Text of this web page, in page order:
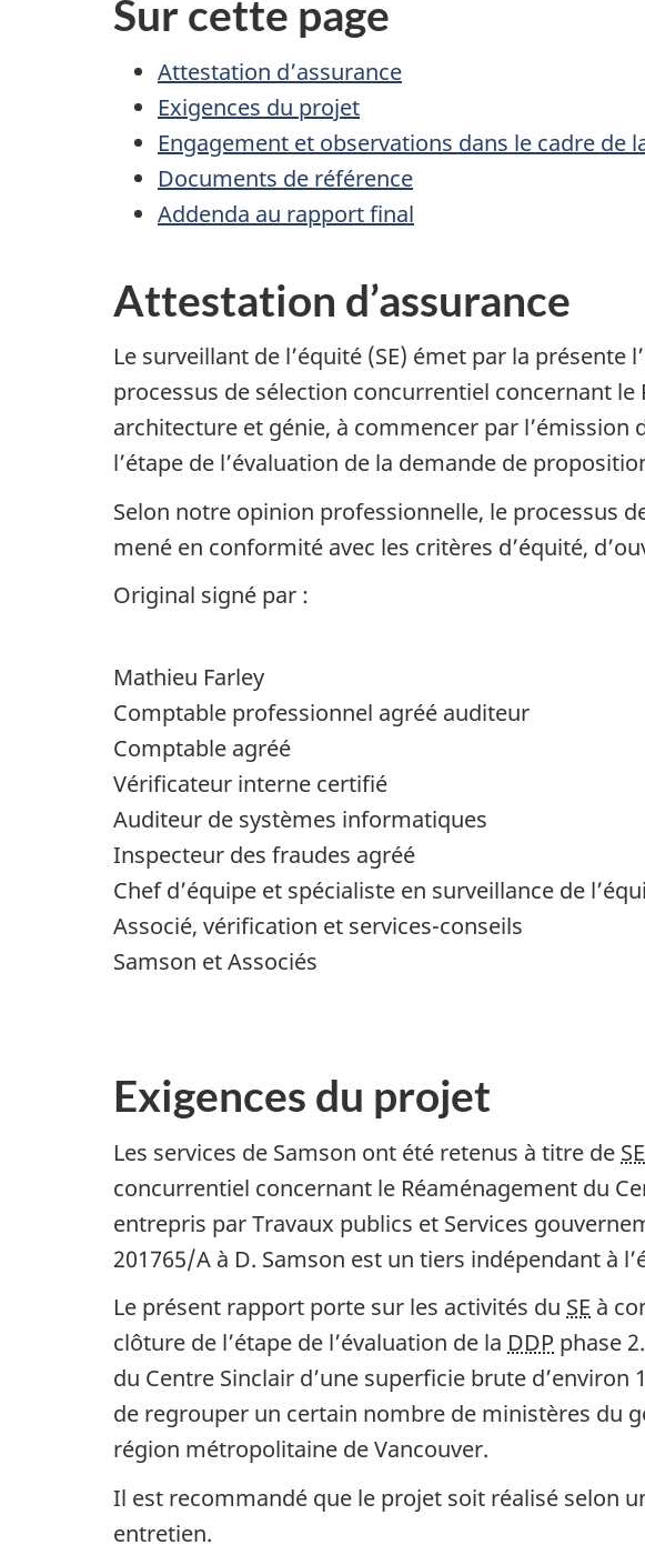
Sur cette page
Attestation d’assurance
Exigences du projet
Engagement et observations dans le cadre de
Documents de référence
Addenda au rapport final
Attestation d’assurance
Le surveillant de l’équité (SE) émet par la présente
processus de sélection concurrentiel concernant
architecture et génie, à commencer par l’émission
l’étape de l’évaluation de la demande de
Selon notre opinion professionnelle, le processus
mené en conformité avec les critères d’équité,
Original signé par :
Mathieu Farley
Comptable professionnel agréé auditeur
Comptable agréé
Vérificateur interne certifié
Auditeur de systèmes informatiques
Inspecteur des fraudes agréé
Chef d’équipe et spécialiste en surveillance de
Associé, vérification et services-conseils
Samson et Associés
Exigences du projet
Les services de Samson ont été retenus à titre de SE
concurrentiel concernant le Réaménagement du
entrepris par Travaux publics et Services
201765/A à D. Samson est un tiers indépendant à
Le présent rapport porte sur les activités du SE à
clôture de l’étape de l’évaluation de la DDP phase
du Centre Sinclair d’une superficie brute d’environ
de regrouper un certain nombre de ministères du
région métropolitaine de Vancouver.
Il est recommandé que le projet soit réalisé selon
entretien.